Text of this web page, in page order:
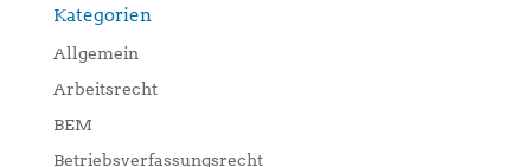
Kategorien
Allgemein
Arbeitsrecht
BEM
Betriebsverfassungsrecht